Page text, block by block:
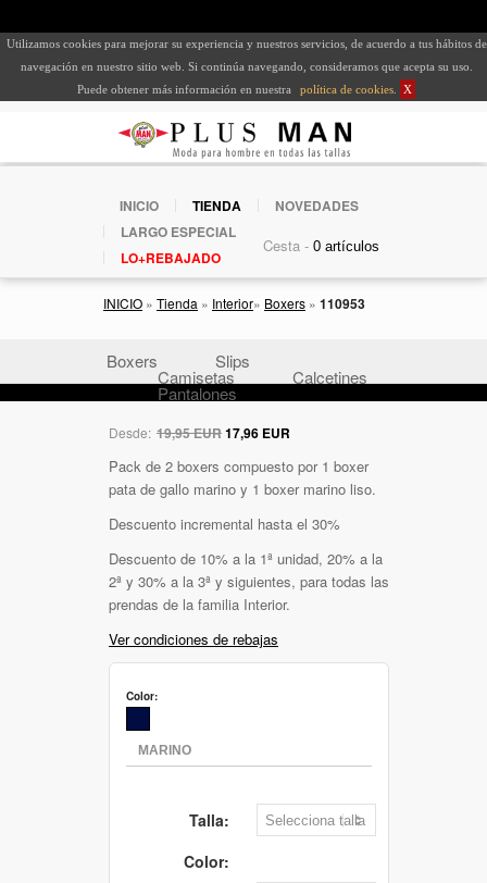
Utilizamos cookies para mejorar su experiencia y nuestros servicios, de acuerdo a tus hábitos de
navegación en nuestro sitio web. Si continúa navegando, consideramos que acepta su uso.
Puede obtener más información en nuestra
política de cookies X
INICIO TIENDA
NOVEDADES
LARGO ESPECIAL
LO+REBAJADO
Cesta -
INICIO » Tienda » Interior» Boxers » 110953
Boxers Slips
Camisetas Calcetines
Pantalones
Desde: 19,95 EUR17,96 EUR
Pack de 2 boxers compuesto por 1 boxer
pata de gallo marino y 1 boxer marino liso.
Descuento incremental hasta el 30%
Descuento de 10% a la 1ª unidad, 20% a la
2ª y 30% a la 3ª y siguientes, para todas las
prendas de la familia Interior.
Ver condiciones de rebajas
Color:
Talla:
Color: